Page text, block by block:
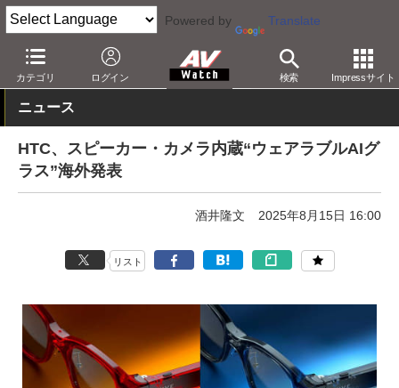
Powered by Translate
カテゴリ ログイン 検索 Impressサイト
AV Watch 製品 HMD/スマートグラス
ニュース
HTC、スピーカー・カメラ内蔵“ウェアラブルAIグ
ラス”海外発表
酒井隆文 2025年8月15日 16:00
リスト